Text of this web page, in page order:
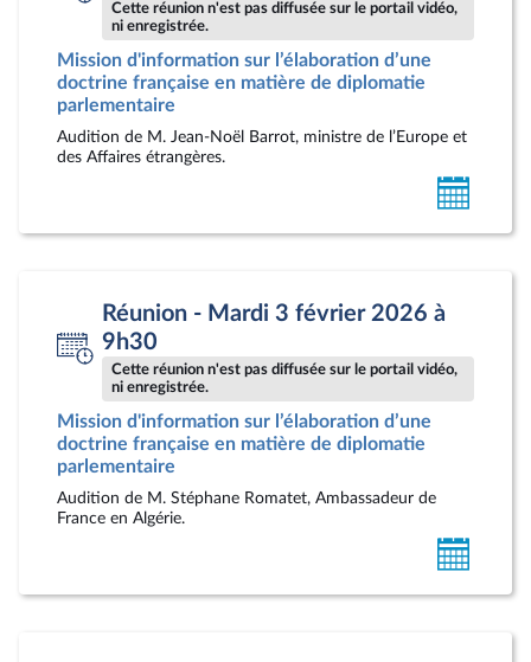
Cette réunion n'est pas diffusée sur le portail vidéo,
ni enregistrée.
Mission d'information sur l’élaboration d’une
doctrine française en matière de diplomatie
parlementaire
Audition de M. Jean-Noël Barrot, ministre de l’Europe et
des Affaires étrangères.
au
Réunion - Mardi 3 février 2026 à
9h30
Cette réunion n'est pas diffusée sur le portail vidéo,
ni enregistrée.
Mission d'information sur l’élaboration d’une
doctrine française en matière de diplomatie
parlementaire
Audition de M. Stéphane Romatet, Ambassadeur de
France en Algérie.
au